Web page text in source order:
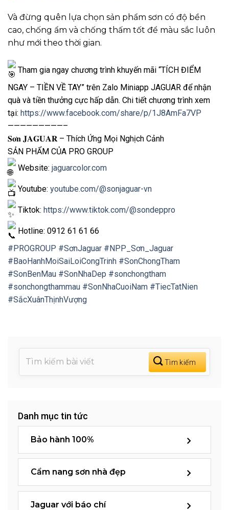
Và đừng quên lựa chọn sản phẩm sơn có độ bền
cao, chống ẩm và chống thấm tốt để màu sắc luôn
như mới theo thời gian.
Tham gia ngay chương trình khuyến mãi “TÍCH ĐIỂM
NGAY – TIỀN VỀ TAY” trên Zalo Miniapp JAGUAR để nhận
quà và tiền thưởng cực hấp dẫn. Chi tiết chương trình xem
tại: https://www.facebook.com/share/p/1J8AmFa7VP
—————————–
𝐒𝐨̛𝐧 𝐉𝐀𝐆𝐔𝐀𝐑 – Thích Ứng Mọi Nghịch Cảnh
SẢN PHẨM CỦA PRO GROUP
Website: jaguarcolor.com
Youtube: youtube.com/@sonjaguar-vn
Tiktok: https://www.tiktok.com/@sondeppro
Hotline: 0912 61 61 66
#PROGROUP #SơnJaguar #NPP_Sơn_Jaguar
#BaoHanhMoiSaiLoiCongTrinh #SonChongTham
#SonBenMau #SonNhaDep #sonchongtham
#sonchongthammau #SonNhaCuoiNam #TiecTatNien
#SắcXuânThịnhVượng
Danh mục tin tức
Bảo hành 100%
Cẩm nang sơn nhà đẹp
Jaguar với báo chí